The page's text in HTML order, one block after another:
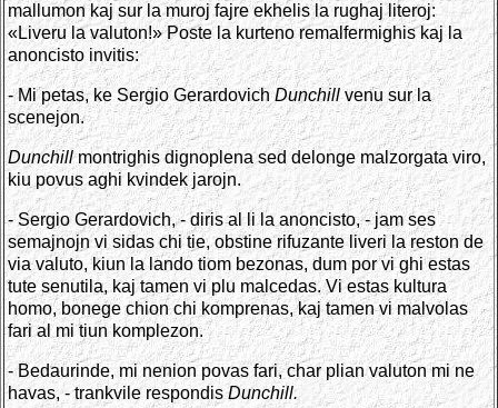
mallumon kaj sur la muroj fajre ekhelis la rughaj literoj:
«Liveru la valuton!» Poste la kurteno remalfermighis kaj la
anoncisto invitis:
- Mi petas, ke Sergio GerardovichDunchillvenu sur la
scenejon.
Dunchillmontrighis dignoplena sed delonge malzorgata viro,
kiu povus aghi kvindek jarojn.
- Sergio Gerardovich, - diris al li la anoncisto, - jam ses
semajnojn vi sidas chi tie, obstine rifuzante liveri la reston de
via valuto, kiun la lando tiom bezonas, dum por vi ghi estas
tute senutila, kaj tamen vi plu malcedas. Vi estas kultura
homo, bonege chion chi komprenas, kaj tamen vi malvolas
fari al mi tiun komplezon.
- Bedaurinde, mi nenion povas fari, char plian valuton mi ne
havas, - trankvile respondisDunchill.